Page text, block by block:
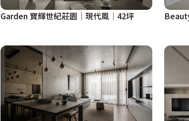
Garden 寶輝世紀莊園│現代風│42坪